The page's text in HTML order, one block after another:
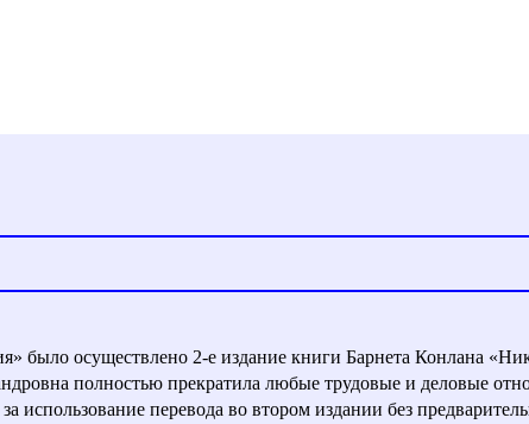
было осуществлено 2-е издание книги Барнета Конлана
полностью прекратила любые трудовые и деловые
перевода во втором издании без